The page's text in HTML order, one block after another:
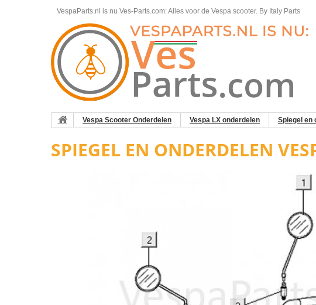
VespaParts.nl is nu Ves-Parts.com: Alles voor de Vespa scooter. By Italy Parts
Vespa Scooter Onderdelen Vespa LX onderdelen Spiegel en
SPIEGEL EN ONDERDELEN